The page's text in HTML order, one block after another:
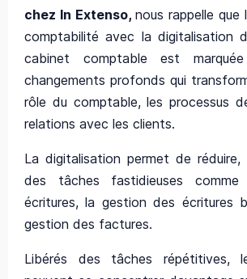
chez In Extenso, nous rappelle que
comptabilité avec la digitalisation
cabinet comptable est
changements profonds qui
rôle du comptable, les processus
relations avec les clients.
La digitalisation permet de réduire,
des tâches fastidieuses
écritures, la gestion des écritures
gestion des factures.
Libérés des tâches répétitives,